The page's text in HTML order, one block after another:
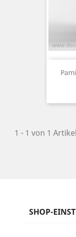
1 - 1 von 1
SHOP-